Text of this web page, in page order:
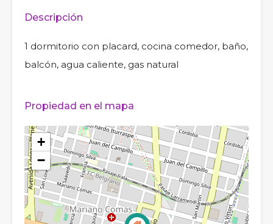
Descripción
1 dormitorio con placard, cocina comedor, baño,
balcón, agua caliente, gas natural
Propiedad en el mapa
+
−